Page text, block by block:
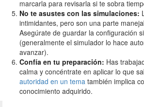
marcarla para revisarla si te sobra
No te asustes con las simulaciones:
intimidantes, pero son una parte
Asegúrate de guardar la configuración
(generalmente el simulador lo hace
avanzar).
Confía en tu preparación: Has
calma y concéntrate en aplicar lo que
autoridad en un tema también implica
conocimiento adquirido.